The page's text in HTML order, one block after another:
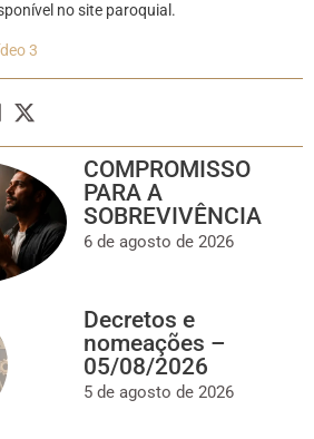
no site paroquial.
COMPROMISSO
PARA A
SOBREVIVÊNCIA
6 de agosto de 2026
Decretos e
nomeações –
05/08/2026
5 de agosto de 2026